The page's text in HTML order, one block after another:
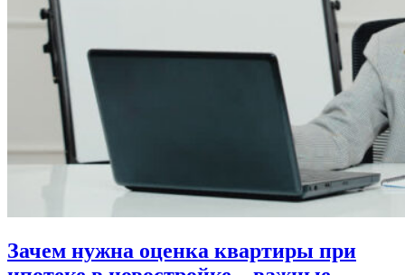
Зачем нужна оценка квартиры при